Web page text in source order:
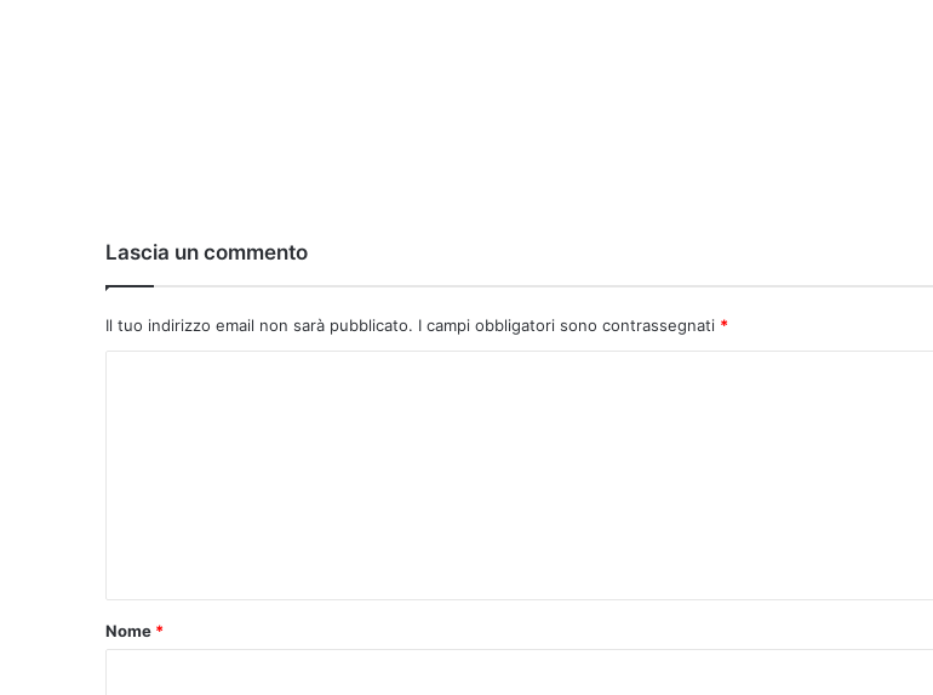
Lascia un commento
Il tuo indirizzo email non sarà pubblicato. I campi obbligatori sono contrassegnati *
o
Nome *